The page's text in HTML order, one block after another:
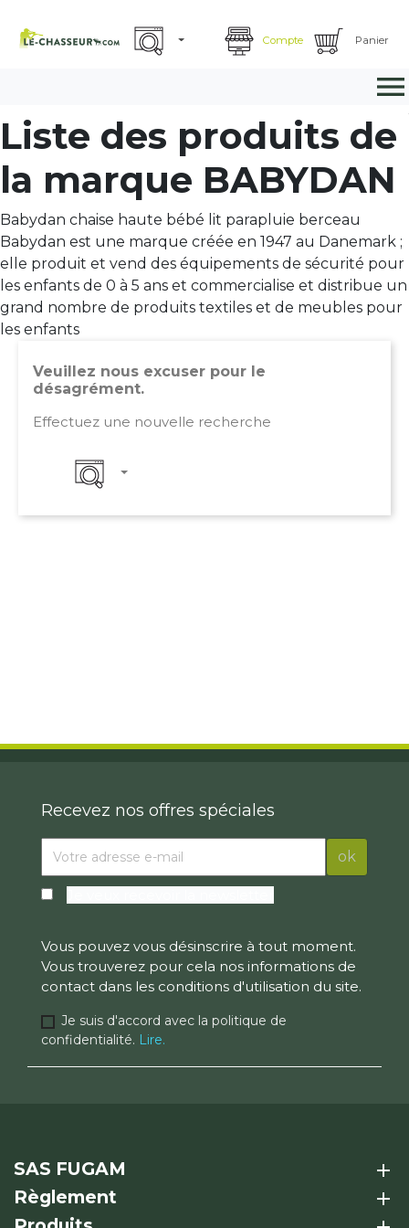
Compte Panier

Liste des produits de
la marque BABYDAN
Babydan chaise haute bébé lit parapluie berceau
Babydan est une marque créée en 1947 au Danemark ;
elle produit et vend des équipements de sécurité pour
les enfants de 0 à 5 ans et commercialise et distribue un
grand nombre de produits textiles et de meubles pour
les enfants
Veuillez nous excuser pour le
désagrément.
Effectuez une nouvelle recherche
Recevez nos offres spéciales
Vous pouvez vous désinscrire à tout moment.
Vous trouverez pour cela nos informations de
contact dans les conditions d'utilisation du site.
Je suis d'accord avec la politique de
confidentialité. Lire.
SAS FUGAM
add
Règlement
add